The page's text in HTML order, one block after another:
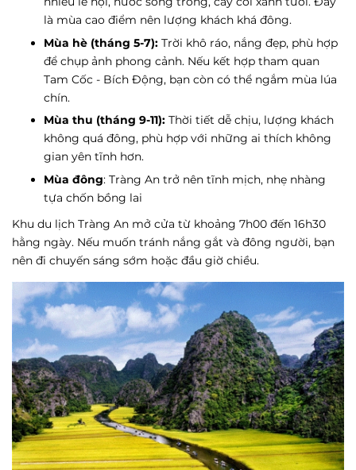
là mùa cao điểm nên lượng khách khá đông.
Mùa hè (tháng 5-7): Trời khô ráo, nắng đẹp, phù hợp
để chụp ảnh phong cảnh. Nếu kết hợp tham quan
Tam Cốc - Bích Động, bạn còn có thể ngắm mùa lúa
chín.
Mùa thu (tháng 9-11): Thời tiết dễ chịu, lượng khách
không quá đông, phù hợp với những ai thích không
gian yên tĩnh hơn.
Mùa đông: Tràng An trở nên tĩnh mịch, nhẹ nhàng
tựa chốn bồng lai
Khu du lịch Tràng An mở cửa từ khoảng 7h00 đến 16h30
hằng ngày. Nếu muốn tránh nắng gắt và đông người, bạn
nên đi chuyến sáng sớm hoặc đầu giờ chiều.